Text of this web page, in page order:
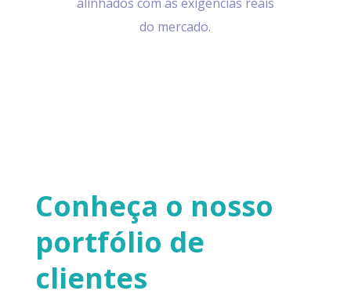
do mercado.
Conheça o nosso
portfólio de
clientes